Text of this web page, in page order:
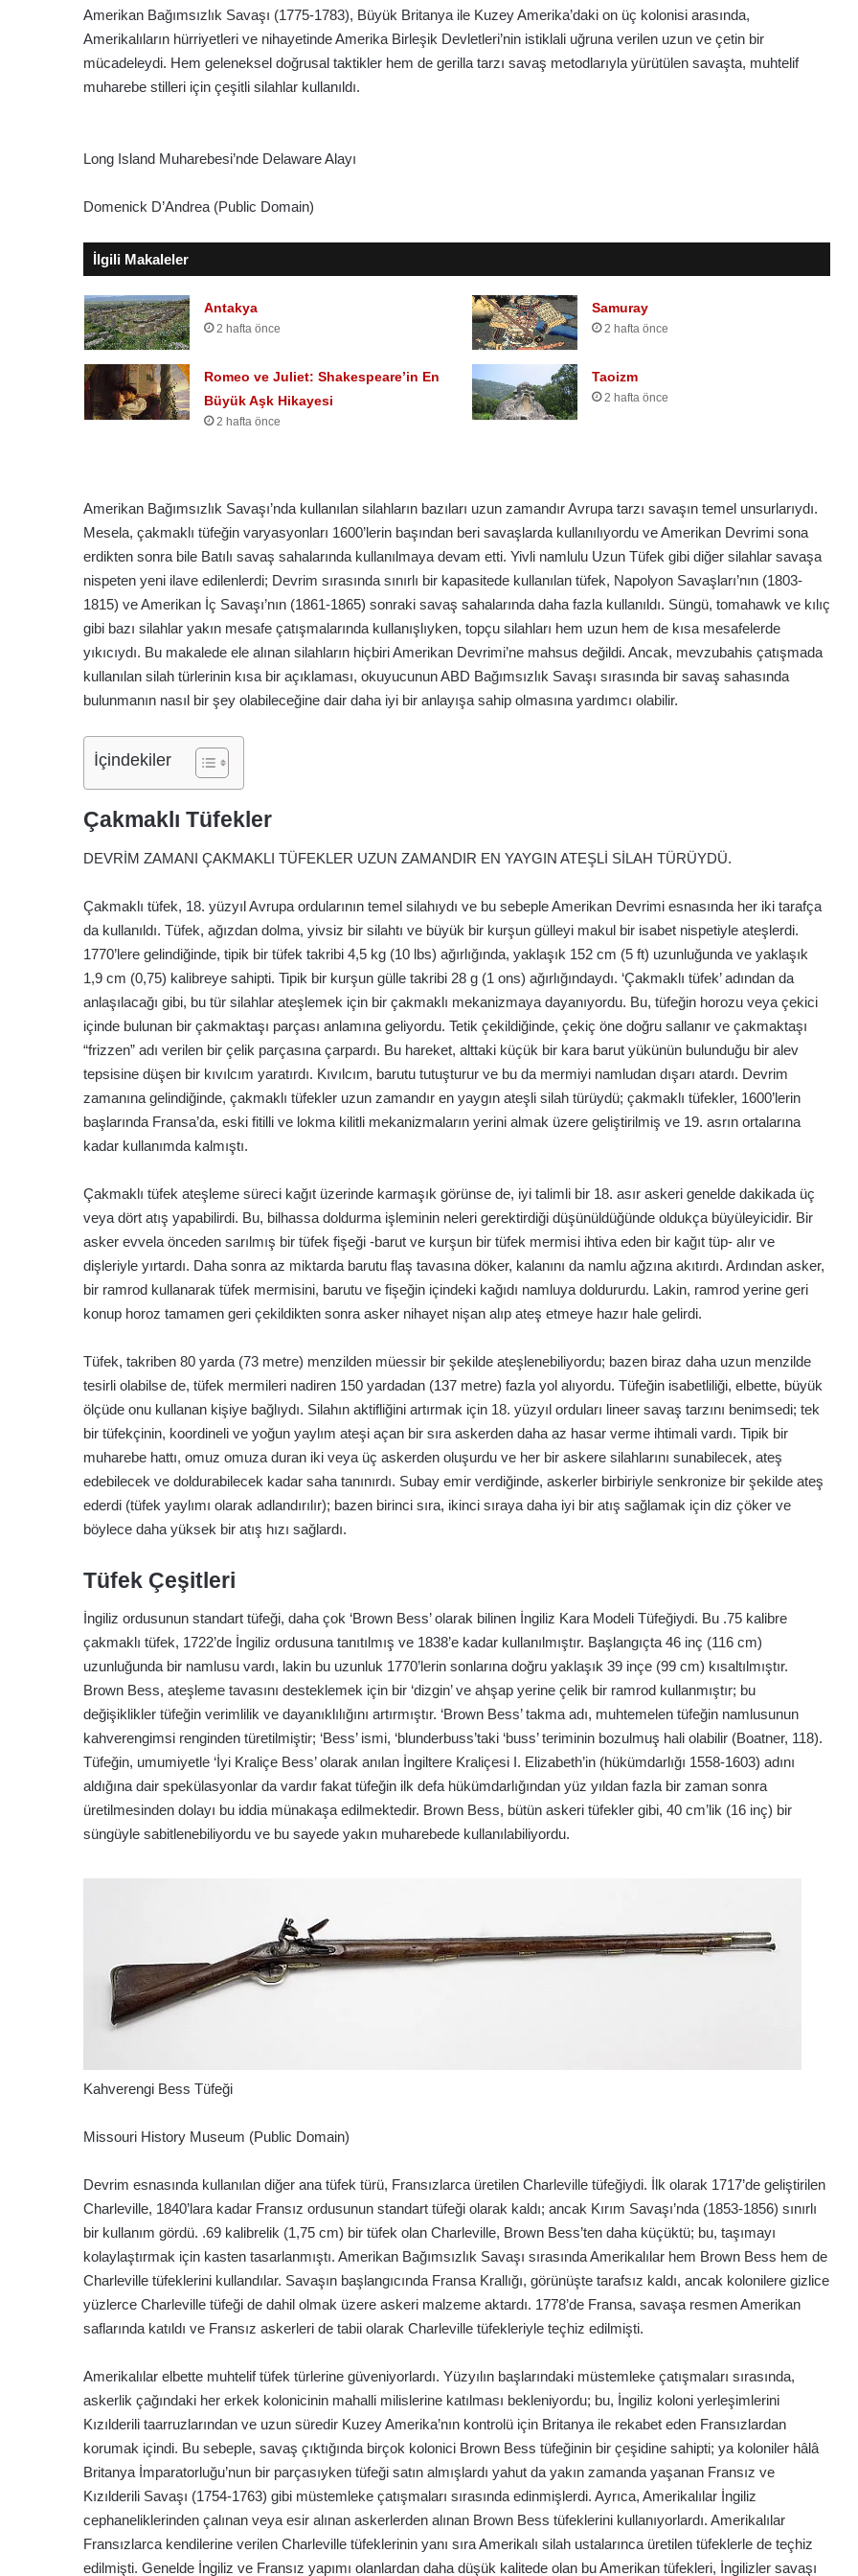
Amerikan Bağımsızlık Savaşı (1775-1783), Büyük Britanya ile Kuzey Amerika’daki on üç kolonisi arasında,
Amerikalıların hürriyetleri ve nihayetinde Amerika Birleşik Devletleri’nin istiklali uğruna verilen uzun ve çetin bir
mücadeleydi. Hem geleneksel doğrusal taktikler hem de gerilla tarzı savaş metodlarıyla yürütülen savaşta, muhtelif
muharebe stilleri için çeşitli silahlar kullanıldı.
Long Island Muharebesi’nde Delaware Alayı
Domenick D’Andrea (Public Domain)
İlgili Makaleler
Antakya
2 hafta önce
Samuray
2 hafta önce
Romeo ve Juliet: Shakespeare’in En
Büyük Aşk Hikayesi
2 hafta önce
Taoizm
2 hafta önce
Amerikan Bağımsızlık Savaşı’nda kullanılan silahların bazıları uzun zamandır Avrupa tarzı savaşın temel unsurlarıydı.
Mesela, çakmaklı tüfeğin varyasyonları 1600’lerin başından beri savaşlarda kullanılıyordu ve Amerikan Devrimi sona
erdikten sonra bile Batılı savaş sahalarında kullanılmaya devam etti. Yivli namlulu Uzun Tüfek gibi diğer silahlar savaşa
nispeten yeni ilave edilenlerdi; Devrim sırasında sınırlı bir kapasitede kullanılan tüfek, Napolyon Savaşları’nın (1803-
1815) ve Amerikan İç Savaşı’nın (1861-1865) sonraki savaş sahalarında daha fazla kullanıldı. Süngü, tomahawk ve kılıç
gibi bazı silahlar yakın mesafe çatışmalarında kullanışlıyken, topçu silahları hem uzun hem de kısa mesafelerde
yıkıcıydı. Bu makalede ele alınan silahların hiçbiri Amerikan Devrimi’ne mahsus değildi. Ancak, mevzubahis çatışmada
kullanılan silah türlerinin kısa bir açıklaması, okuyucunun ABD Bağımsızlık Savaşı sırasında bir savaş sahasında
bulunmanın nasıl bir şey olabileceğine dair daha iyi bir anlayışa sahip olmasına yardımcı olabilir.
İçindekiler
Çakmaklı Tüfekler
DEVRİM ZAMANI ÇAKMAKLI TÜFEKLER UZUN ZAMANDIR EN YAYGIN ATEŞLİ SİLAH TÜRÜYDÜ.
Çakmaklı tüfek, 18. yüzyıl Avrupa ordularının temel silahıydı ve bu sebeple Amerikan Devrimi esnasında her iki tarafça
da kullanıldı. Tüfek, ağızdan dolma, yivsiz bir silahtı ve büyük bir kurşun gülleyi makul bir isabet nispetiyle ateşlerdi.
1770’lere gelindiğinde, tipik bir tüfek takribi 4,5 kg (10 lbs) ağırlığında, yaklaşık 152 cm (5 ft) uzunluğunda ve yaklaşık
1,9 cm (0,75) kalibreye sahipti. Tipik bir kurşun gülle takribi 28 g (1 ons) ağırlığındaydı. ‘Çakmaklı tüfek’ adından da
anlaşılacağı gibi, bu tür silahlar ateşlemek için bir çakmaklı mekanizmaya dayanıyordu. Bu, tüfeğin horozu veya çekici
içinde bulunan bir çakmaktaşı parçası anlamına geliyordu. Tetik çekildiğinde, çekiç öne doğru sallanır ve çakmaktaşı
“frizzen” adı verilen bir çelik parçasına çarpardı. Bu hareket, alttaki küçük bir kara barut yükünün bulunduğu bir alev
tepsisine düşen bir kıvılcım yaratırdı. Kıvılcım, barutu tutuşturur ve bu da mermiyi namludan dışarı atardı. Devrim
zamanına gelindiğinde, çakmaklı tüfekler uzun zamandır en yaygın ateşli silah türüydü; çakmaklı tüfekler, 1600’lerin
başlarında Fransa’da, eski fitilli ve lokma kilitli mekanizmaların yerini almak üzere geliştirilmiş ve 19. asrın ortalarına
kadar kullanımda kalmıştı.
Çakmaklı tüfek ateşleme süreci kağıt üzerinde karmaşık görünse de, iyi talimli bir 18. asır askeri genelde dakikada üç
veya dört atış yapabilirdi. Bu, bilhassa doldurma işleminin neleri gerektirdiği düşünüldüğünde oldukça büyüleyicidir. Bir
asker evvela önceden sarılmış bir tüfek fişeği -barut ve kurşun bir tüfek mermisi ihtiva eden bir kağıt tüp- alır ve
dişleriyle yırtardı. Daha sonra az miktarda barutu flaş tavasına döker, kalanını da namlu ağzına akıtırdı. Ardından asker,
bir ramrod kullanarak tüfek mermisini, barutu ve fişeğin içindeki kağıdı namluya doldururdu. Lakin, ramrod yerine geri
konup horoz tamamen geri çekildikten sonra asker nihayet nişan alıp ateş etmeye hazır hale gelirdi.
Tüfek, takriben 80 yarda (73 metre) menzilden müessir bir şekilde ateşlenebiliyordu; bazen biraz daha uzun menzilde
tesirli olabilse de, tüfek mermileri nadiren 150 yardadan (137 metre) fazla yol alıyordu. Tüfeğin isabetliliği, elbette, büyük
ölçüde onu kullanan kişiye bağlıydı. Silahın aktifliğini artırmak için 18. yüzyıl orduları lineer savaş tarzını benimsedi; tek
bir tüfekçinin, koordineli ve yoğun yaylım ateşi açan bir sıra askerden daha az hasar verme ihtimali vardı. Tipik bir
muharebe hattı, omuz omuza duran iki veya üç askerden oluşurdu ve her bir askere silahlarını sunabilecek, ateş
edebilecek ve doldurabilecek kadar saha tanınırdı. Subay emir verdiğinde, askerler birbiriyle senkronize bir şekilde ateş
ederdi (tüfek yaylımı olarak adlandırılır); bazen birinci sıra, ikinci sıraya daha iyi bir atış sağlamak için diz çöker ve
böylece daha yüksek bir atış hızı sağlardı.
Tüfek Çeşitleri
İngiliz ordusunun standart tüfeği, daha çok ‘Brown Bess’ olarak bilinen İngiliz Kara Modeli Tüfeğiydi. Bu .75 kalibre
çakmaklı tüfek, 1722’de İngiliz ordusuna tanıtılmış ve 1838’e kadar kullanılmıştır. Başlangıçta 46 inç (116 cm)
uzunluğunda bir namlusu vardı, lakin bu uzunluk 1770’lerin sonlarına doğru yaklaşık 39 inçe (99 cm) kısaltılmıştır.
Brown Bess, ateşleme tavasını desteklemek için bir ‘dizgin’ ve ahşap yerine çelik bir ramrod kullanmıştır; bu
değişiklikler tüfeğin verimlilik ve dayanıklılığını artırmıştır. ‘Brown Bess’ takma adı, muhtemelen tüfeğin namlusunun
kahverengimsi renginden türetilmiştir; ‘Bess’ ismi, ‘blunderbuss’taki ‘buss’ teriminin bozulmuş hali olabilir (Boatner, 118).
Tüfeğin, umumiyetle ‘İyi Kraliçe Bess’ olarak anılan İngiltere Kraliçesi I. Elizabeth’in (hükümdarlığı 1558-1603) adını
aldığına dair spekülasyonlar da vardır fakat tüfeğin ilk defa hükümdarlığından yüz yıldan fazla bir zaman sonra
üretilmesinden dolayı bu iddia münakaşa edilmektedir. Brown Bess, bütün askeri tüfekler gibi, 40 cm’lik (16 inç) bir
süngüyle sabitlenebiliyordu ve bu sayede yakın muharebede kullanılabiliyordu.
Kahverengi Bess Tüfeği
Missouri History Museum (Public Domain)
Devrim esnasında kullanılan diğer ana tüfek türü, Fransızlarca üretilen Charleville tüfeğiydi. İlk olarak 1717’de geliştirilen
Charleville, 1840’lara kadar Fransız ordusunun standart tüfeği olarak kaldı; ancak Kırım Savaşı’nda (1853-1856) sınırlı
bir kullanım gördü. .69 kalibrelik (1,75 cm) bir tüfek olan Charleville, Brown Bess’ten daha küçüktü; bu, taşımayı
kolaylaştırmak için kasten tasarlanmıştı. Amerikan Bağımsızlık Savaşı sırasında Amerikalılar hem Brown Bess hem de
Charleville tüfeklerini kullandılar. Savaşın başlangıcında Fransa Krallığı, görünüşte tarafsız kaldı, ancak kolonilere gizlice
yüzlerce Charleville tüfeği de dahil olmak üzere askeri malzeme aktardı. 1778’de Fransa, savaşa resmen Amerikan
saflarında katıldı ve Fransız askerleri de tabii olarak Charleville tüfekleriyle teçhiz edilmişti.
Amerikalılar elbette muhtelif tüfek türlerine güveniyorlardı. Yüzyılın başlarındaki müstemleke çatışmaları sırasında,
askerlik çağındaki her erkek kolonicinin mahalli milislerine katılması bekleniyordu; bu, İngiliz koloni yerleşimlerini
Kızılderili taarruzlarından ve uzun süredir Kuzey Amerika’nın kontrolü için Britanya ile rekabet eden Fransızlardan
korumak içindi. Bu sebeple, savaş çıktığında birçok kolonici Brown Bess tüfeğinin bir çeşidine sahipti; ya koloniler hâlâ
Britanya İmparatorluğu’nun bir parçasıyken tüfeği satın almışlardı yahut da yakın zamanda yaşanan Fransız ve
Kızılderili Savaşı (1754-1763) gibi müstemleke çatışmaları sırasında edinmişlerdi. Ayrıca, Amerikalılar İngiliz
cephaneliklerinden çalınan veya esir alınan askerlerden alınan Brown Bess tüfeklerini kullanıyorlardı. Amerikalılar
Fransızlarca kendilerine verilen Charleville tüfeklerinin yanı sıra Amerikalı silah ustalarınca üretilen tüfeklerle de teçhiz
edilmişti. Genelde İngiliz ve Fransız yapımı olanlardan daha düşük kalitede olan bu Amerikan tüfekleri, İngilizler savaşı
A
n
a
k
y
a
Antakya
S
e
a
n
i
k
2 hafta önce
Selanik